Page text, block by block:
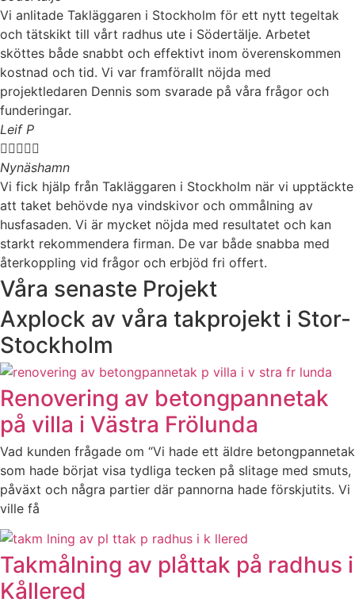
Vi anlitade Takläggaren i Stockholm för ett nytt tegeltak
och tätskikt till vårt radhus ute i Södertälje. Arbetet
sköttes både snabbt och effektivt inom överenskommen
kostnad och tid. Vi var framförallt nöjda med
projektledaren Dennis som svarade på våra frågor och
funderingar.
Leif P

Nynäshamn
Vi fick hjälp från Takläggaren i Stockholm när vi upptäckte
att taket behövde nya vindskivor och ommålning av
husfasaden. Vi är mycket nöjda med resultatet och kan
starkt rekommendera firman. De var både snabba med
återkoppling vid frågor och erbjöd fri offert.
Våra senaste Projekt
Axplock av våra takprojekt i Stor-
Stockholm
Renovering av betongpannetak
på villa i Västra Frölunda
Vad kunden frågade om “Vi hade ett äldre betongpannetak
som hade börjat visa tydliga tecken på slitage med smuts,
påväxt och några partier där pannorna hade förskjutits. Vi
ville få
Takmålning av plåttak på radhus i
Kållered